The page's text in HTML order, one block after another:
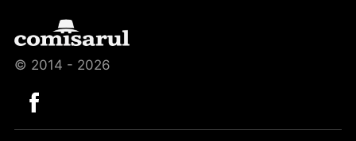
© 2014 - 2026